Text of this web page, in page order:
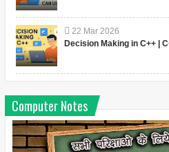
22 Mar 2026
Decision Making in C++ |
Computer Notes